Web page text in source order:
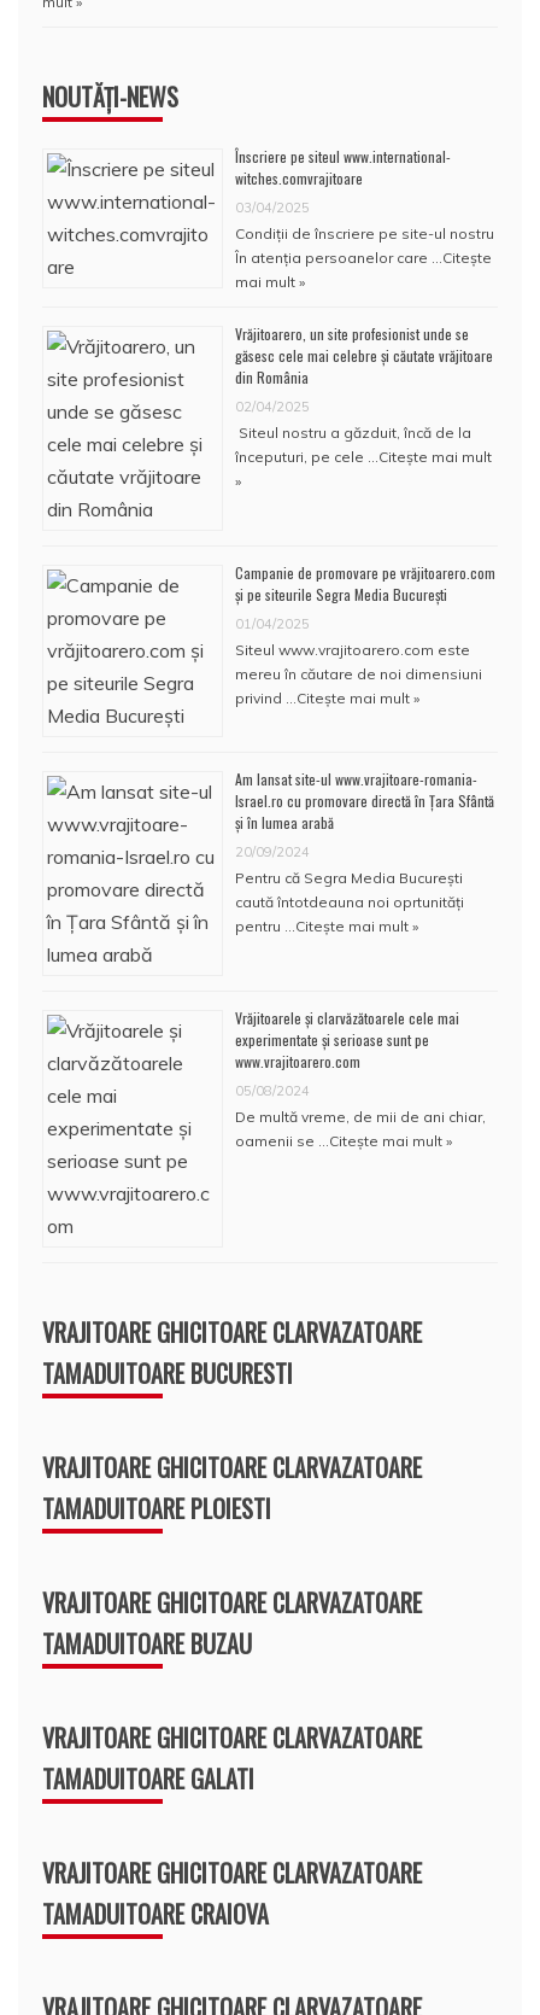
NOUTĂȚI-NEWS
Înscriere pe siteul www.international-
witches.comvrajitoare
03/04/2025
Condiţii de înscriere pe site-ul nostru
În atenţia persoanelor care …Citește
mai mult »
Vrăjitoarero, un site profesionist unde se
găsesc cele mai celebre și căutate vrăjitoare
din România
02/04/2025
Siteul nostru a găzduit, încă de la
începuturi, pe cele …Citește mai mult
»
Campanie de promovare pe vrăjitoarero.com
și pe siteurile Segra Media București
01/04/2025
Siteul www.vrajitoarero.com este
mereu în căutare de noi dimensiuni
privind …Citește mai mult »
Am lansat site-ul www.vrajitoare-romania-
Israel.ro cu promovare directă în Țara Sfântă
și în lumea arabă
20/09/2024
Pentru că Segra Media București
caută întotdeauna noi oprtunități
pentru …Citește mai mult »
Vrăjitoarele și clarvăzătoarele cele mai
experimentate și serioase sunt pe
www.vrajitoarero.com
05/08/2024
De multă vreme, de mii de ani chiar,
oamenii se …Citește mai mult »
VRAJITOARE GHICITOARE CLARVAZATOARE
TAMADUITOARE BUCURESTI
VRAJITOARE GHICITOARE CLARVAZATOARE
TAMADUITOARE PLOIESTI
VRAJITOARE GHICITOARE CLARVAZATOARE
TAMADUITOARE BUZAU
VRAJITOARE GHICITOARE CLARVAZATOARE
TAMADUITOARE GALATI
VRAJITOARE GHICITOARE CLARVAZATOARE
TAMADUITOARE CRAIOVA